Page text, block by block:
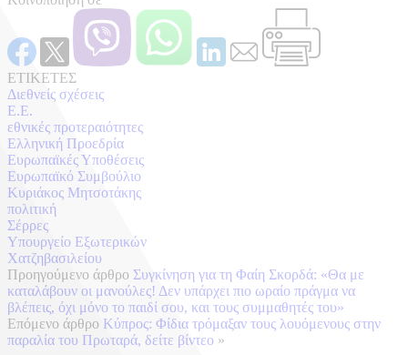
ΕΤΙΚΕΤΕΣ
Διεθνείς σχέσεις
Ε.Ε.
εθνικές προτεραιότητες
Ελληνική Προεδρία
Ευρωπαϊκές Υποθέσεις
Ευρωπαϊκό Συμβούλιο
Κυριάκος Μητσοτάκης
πολιτική
Σέρρες
Υπουργείο Εξωτερικών
Χατζηβασιλείου
Προηγούμενο άρθρο Συγκίνηση για τη Φαίη Σκορδά: «Θα με
καταλάβουν οι μανούλες! Δεν υπάρχει πιο ωραίο πράγμα να
βλέπεις, όχι μόνο το παιδί σου, και τους συμμαθητές του»
Επόμενο άρθρο Κύπρος: Φίδια τρόμαξαν τους λουόμενους στην
παραλία του Πρωταρά, δείτε βίντεο »